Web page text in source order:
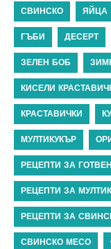
СВИНСКО ЯЙЦА
ГЪБИ ДЕСЕРТ
ЗЕЛЕН БОБ
КИСЕЛИ
КРАСТАВИЧКИ
МУЛТИКУКЪР
РЕЦЕПТИ ЗА
РЕЦЕПТИ ЗА
РЕЦЕПТИ ЗА
СВИНСКО МЕСО